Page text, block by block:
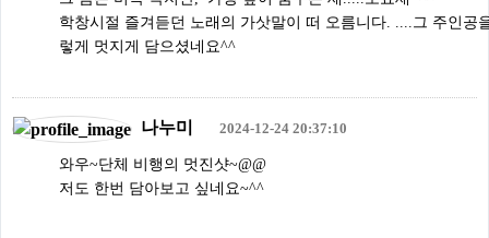
학창시절 즐겨듣던 노래의 가삿말이 떠 오름니다. ....그 주인공
렇게 멋지게 담으셨네요^^
나누미 2024-12-24 20:37:10
와우~단체 비행의 멋진샷~@@
저도 한번 담아보고 싶네요~^^